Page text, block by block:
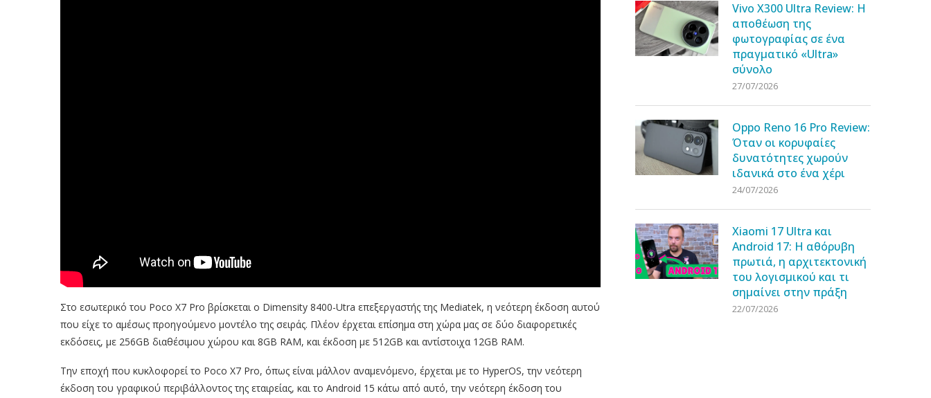
Στο εσωτερικό του Poco X7 Pro βρίσκεται ο Dimensity 8400-Utra επεξεργαστής της Mediatek, η νεότερη έκδοση αυτού
που είχε το αμέσως προηγούμενο μοντέλο της σειράς. Πλέον έρχεται επίσημα στη χώρα μας σε δύο διαφορετικές
εκδόσεις, με 256GB διαθέσιμου χώρου και 8GB RAM, και έκδοση με 512GB και αντίστοιχα 12GB RAM.
Την εποχή που κυκλοφορεί το Poco X7 Pro, όπως είναι μάλλον αναμενόμενο, έρχεται με το HyperOS, την νεότερη
έκδοση του γραφικού περιβάλλοντος της εταιρείας, και το Android 15 κάτω από αυτό, την νεότερη έκδοση του
Vivo X300 Ultra Review: Η
αποθέωση της
φωτογραφίας σε ένα
πραγματικό «Ultra»
σύνολο
27/07/2026
Oppo Reno 16 Pro Review:
Όταν οι κορυφαίες
δυνατότητες χωρούν
ιδανικά στο ένα χέρι
24/07/2026
Xiaomi 17 Ultra και
Android 17: Η αθόρυβη
πρωτιά, η αρχιτεκτονική
του λογισμικού και τι
σημαίνει στην πράξη
22/07/2026